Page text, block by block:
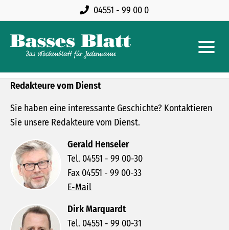
04551 - 99 00 0
Redakteure vom Dienst
Sie haben eine interessante Geschichte? Kontaktieren
Sie unsere Redakteure vom Dienst.
Gerald Henseler
Tel. 04551 - 99 00-30
Fax 04551 - 99 00-33
E-Mail
Dirk Marquardt
Tel. 04551 - 99 00-31